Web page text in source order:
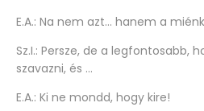
E.A.: Na nem azt… hanem a
Sz.I.: Persze, de a legfontosabb,
szavazni, és …
E.A.: Ki ne mondd, hogy kire!